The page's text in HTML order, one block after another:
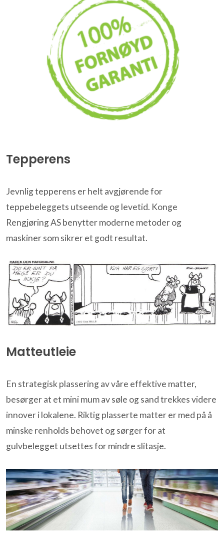
Tepperens
Jevnlig tepperens er helt avgjørende for
teppebeleggets utseende og levetid. Konge
Rengjøring AS benytter moderne metoder og
maskiner som sikrer et godt resultat.
Matteutleie
En strategisk plassering av våre effektive matter,
besørger at et mini mum av søle og sand trekkes videre
innover i lokalene. Riktig plasserte matter er med på å
minske renholds behovet og sørger for at
gulvbelegget utsettes for mindre slitasje.